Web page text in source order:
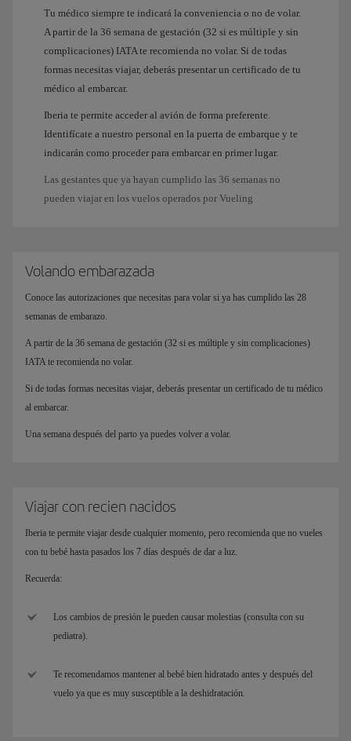
Tu médico siempre te indicará la conveniencia o no de volar.
A partir de la 36 semana de gestación (32 si es múltiple y sin
complicaciones) IATA te recomienda no volar. Si de todas
formas necesitas viajar, deberás presentar un certificado de tu
médico al embarcar.
Iberia te permite acceder al avión de forma preferente.
Identifícate a nuestro personal en la puerta de embarque y te
indicarán como proceder para embarcar en primer lugar.
Las gestantes que ya hayan cumplido las 36 semanas no
pueden viajar en los vuelos operados por Vueling
Volando embarazada
Conoce las autorizaciones que necesitas para volar si ya has cumplido las 28
semanas de embarazo.
A partir de la 36 semana de gestación (32 si es múltiple y sin complicaciones)
IATA te recomienda no volar.
Si de todas formas necesitas viajar, deberás presentar un certificado de tu médico
al embarcar.
Una semana después del parto ya puedes volver a volar.
Viajar con recien nacidos
Iberia te permite viajar desde cualquier momento, pero recomienda que no vueles
con tu bebé hasta pasados los 7 días después de dar a luz.
Recuerda:
Los cambios de presión le pueden causar molestias (consulta con su
pediatra).
Te recomendamos mantener al bebé bien hidratado antes y después del
vuelo ya que es muy susceptible a la deshidratación.